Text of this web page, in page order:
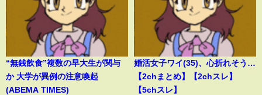
“無銭飲食”複数の早大生が関与
か 大学が異例の注意喚起
(ABEMA TIMES)
婚活女子ワイ(35)、心折れそう…
【2chまとめ】【2chスレ】
【5chスレ】